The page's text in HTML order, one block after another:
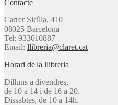
Contacte
Carrer Sicília, 410
08025 Barcelona
Tel: 933010887
Email: llibreria@claret.cat
Horari de la llibreria
Dilluns a divendres,
de 10 a 14 i de 16 a 20.
Dissabtes, de 10 a 14h.